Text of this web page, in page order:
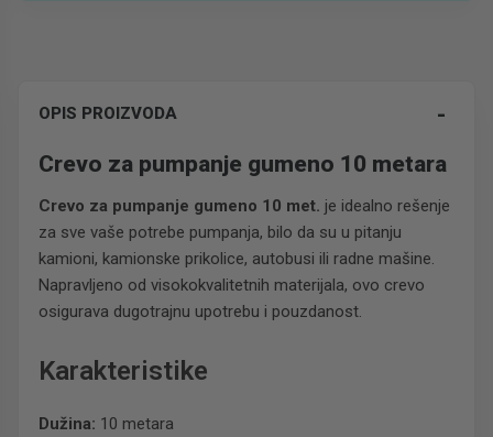
OPIS PROIZVODA
Crevo za pumpanje gumeno 10 metara
Crevo za pumpanje gumeno 10 met. je idealno rešenje
za sve vaše potrebe pumpanja, bilo da su u pitanju
kamioni, kamionske prikolice, autobusi ili radne mašine.
Napravljeno od visokokvalitetnih materijala, ovo crevo
osigurava dugotrajnu upotrebu i pouzdanost.
Karakteristike
Dužina: 10 metara
-